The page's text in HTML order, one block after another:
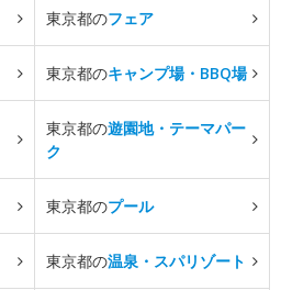
東京都のフェア
東京都のキャンプ場・BBQ場
東京都の遊園地・テーマパー
ク
東京都のプール
東京都の温泉・スパリゾート